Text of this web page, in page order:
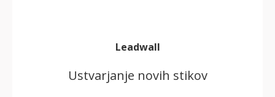
Leadwall
Ustvarjanje novih stikov